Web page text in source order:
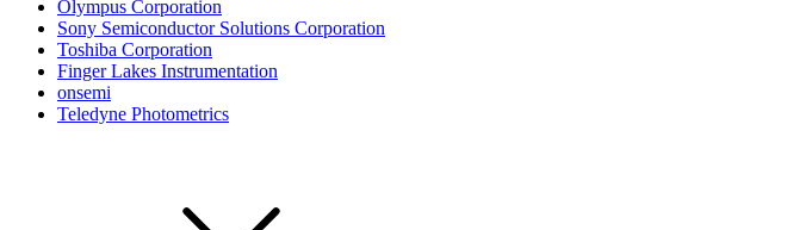
Olympus Corporation
Sony Semiconductor Solutions Corporation
Toshiba Corporation
Finger Lakes Instrumentation
onsemi
Teledyne Photometrics